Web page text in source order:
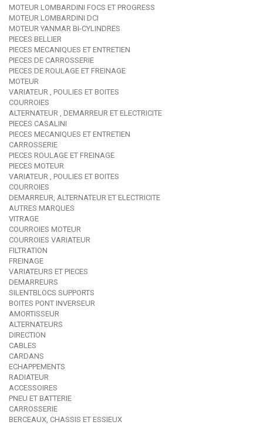
MOTEUR LOMBARDINI FOCS ET PROGRESS
MOTEUR LOMBARDINI DCI
MOTEUR YANMAR BI-CYLINDRES
PIECES BELLIER
PIECES MECANIQUES ET ENTRETIEN
PIECES DE CARROSSERIE
PIECES DE ROULAGE ET FREINAGE
MOTEUR
VARIATEUR , POULIES ET BOITES
COURROIES
ALTERNATEUR , DEMARREUR ET ELECTRICITE
PIECES CASALINI
PIECES MECANIQUES ET ENTRETIEN
CARROSSERIE
PIECES ROULAGE ET FREINAGE
PIECES MOTEUR
VARIATEUR , POULIES ET BOITES
COURROIES
DEMARREUR, ALTERNATEUR ET ELECTRICITE
AUTRES MARQUES
VITRAGE
COURROIES MOTEUR
COURROIES VARIATEUR
FILTRATION
FREINAGE
VARIATEURS ET PIECES
DEMARREURS
SILENTBLOCS SUPPORTS
BOITES PONT INVERSEUR
AMORTISSEUR
ALTERNATEURS
DIRECTION
CABLES
CARDANS
ECHAPPEMENTS
RADIATEUR
ACCESSOIRES
PNEU ET BATTERIE
CARROSSERIE
BERCEAUX, CHASSIS ET ESSIEUX